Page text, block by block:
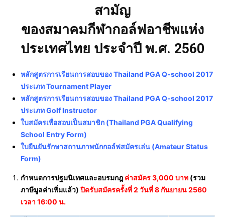
สามัญ
ของสมาคมกีฬากอล์ฟอาชีพแห่ง
ประเทศไทย ประจำปี พ.ศ. 2560
หลักสูตรการเรียนการสอบของThailand PGA Q-school 2017
ประเภท Tournament Player
หลักสูตรการเรียนการสอบของThailand PGA Q-school 2017
ประเภท Golf Instructor
ใบสมัครเพื่อสอบเป็นสมาชิก (Thailand PGA Qualifying
School Entry Form)
ใบยืนยันรักษาสถานภาพนักกอล์ฟสมัครเล่น (Amateur Status
Form)
กำหนดการปฐมนิเทศและอบรมกฎ ค่าสมัคร 3,000 บาท (รวม
ภาษีมูลค่าเพิ่มแล้ว) ปิดรับสมัครครั้งที่ 2 วันที่ 8 กันยายน 2560
เวลา 16:00 น.